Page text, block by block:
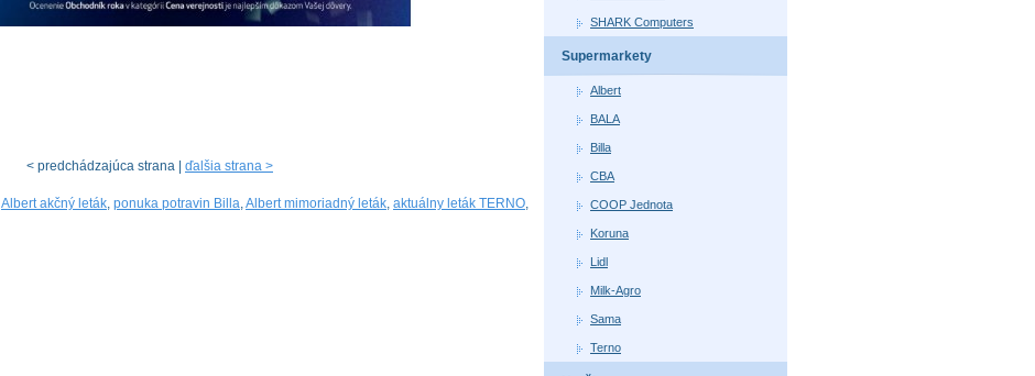
< predchádzajúca strana | ďalšia strana >
Albert akčný leták, ponuka potravin Billa,Albert mimoriadný leták, aktuálny leták TERNO,
SHARK Computers
Supermarkety
Albert
BALA
Billa
CBA
COOP Jednota
Koruna
Lidl
Milk-Agro
Sama
Terno